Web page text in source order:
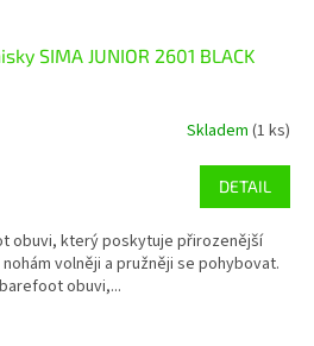
SIMA JUNIOR 2601 BLACK
Skladem (1 ks)
DETAIL
obuvi, který poskytuje přirozenější
volněji a pružněji se pohybovat.
obuvi,...